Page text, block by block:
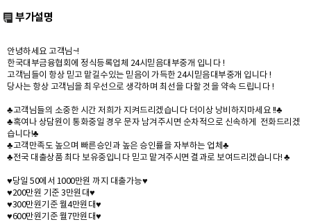
부가설명
안녕하세요 고객님~!
한국대부금융협회에 정식등록업체 24시믿음대부중개 입니다 !
고객님들이 항상 믿고 맡길수있는 믿음이 가득한 24시믿음대부중개 입니다 !
당사는 항상 고객님을 최우선으로 생각하며 최선을 다할 것을 약속 드립니다 !
♣고객님들의 소중한 시간 저희가 지켜드리겠습니다 더이상 낭비하지마세요 !!♣
♣혹여나 상담원이 통화중일 경우 문자 남겨주시면 순차적으로 신속하게 전화드리겠
습니다!♣
♣고객만족도 높으며 빠른승인과 높은 승인률을 자부하는 업체♣
♣전국 대출상품 최다 보유중입니다 믿고 맡겨주시면 결과로 보여드리겠습니다! ♣
♥당일 50에서 1000만원 까지 대출가능♥
♥200만원 기준 3만원대♥
♥300만원기준 월4만원대♥
♥600만원기준 월7만원대♥